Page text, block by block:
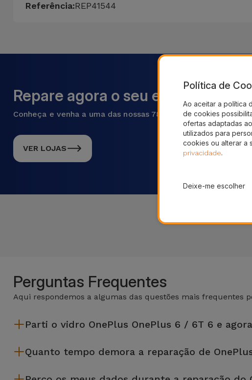
Referência:REP41544
Repare agora o seu equipamento!
Conheça e venha a uma das nossas 78 lojas em Portugal
VER LOJAS
Perguntas Frequentes
Aqui respondemos a algumas das questões mais frequentes
Parti o vidro OnePlus OnePlus 6 / 6T 6 e
Quanto tempo demora a reparação de
Política de
Ao aceitar a política
de cookies
ofertas adaptadas
utilizados para
cookies ou alterar a
privacidade.
Deixe-me escolher